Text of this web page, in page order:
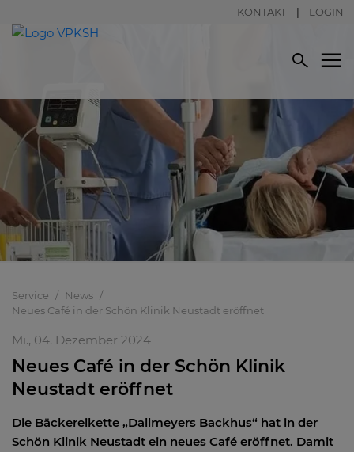
KONTAKT LOGIN
Service
News
Neues Café in der Schön Klinik Neustadt eröffnet
Mi., 04. Dezember 2024
Neues Café in der Schön Klinik
Neustadt eröffnet
Die Bäckereikette „Dallmeyers Backhus“ hat in der
Schön Klinik Neustadt ein neues Café eröffnet. Damit